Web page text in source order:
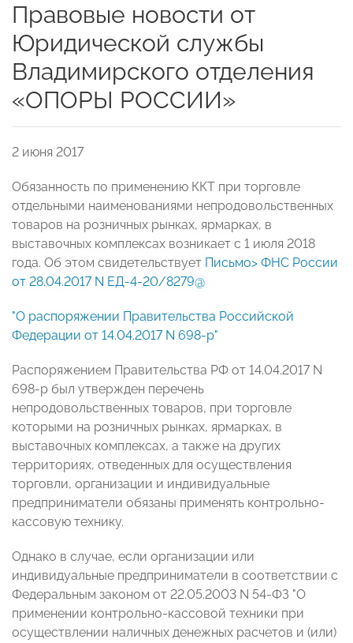
Правовые новости от
Юридической службы
Владимирского отделения
«ОПОРЫ РОССИИ»
2 июня 2017
Обязанность по применению ККТ при торговле
отдельными наименованиями непродовольственных
товаров на розничных рынках, ярмарках, в
выставочных комплексах возникает с 1 июля 2018
года. Об этом свидетельствует Письмо> ФНС России
от 28.04.2017 N ЕД-4-20/8279@
"О распоряжении Правительства Российской
Федерации от 14.04.2017 N 698-р"
Распоряжением Правительства РФ от 14.04.2017 N
698-р был утвержден перечень
непродовольственных товаров, при торговле
которыми на розничных рынках, ярмарках, в
выставочных комплексах, а также на других
территориях, отведенных для осуществления
торговли, организации и индивидуальные
предприниматели обязаны применять контрольно-
кассовую технику.
Однако в случае, если организации или
индивидуальные предприниматели в соответствии с
Федеральным законом от 22.05.2003 N 54-ФЗ "О
применении контрольно-кассовой техники при
осуществлении наличных денежных расчетов и (или)